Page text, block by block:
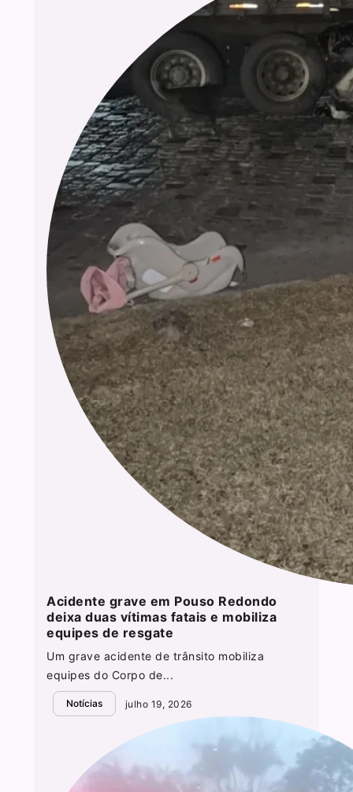
Acidente grave em Pouso Redondo
deixa duas vítimas fatais e mobiliza
equipes de resgate
Um grave acidente de trânsito mobiliza
equipes do Corpo de...
Notícias julho 19, 2026